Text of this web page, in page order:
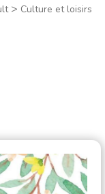
> Culture et loisirs